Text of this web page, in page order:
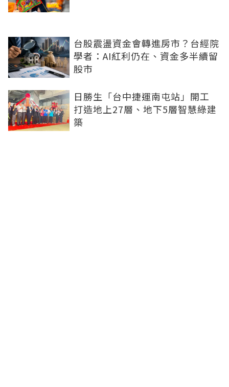
台股震盪資金會轉進房市？台經院
學者：AI紅利仍在、資金多半續留
股市
日勝生「台中捷運南屯站」開工
打造地上27層、地下5層智慧綠建
築